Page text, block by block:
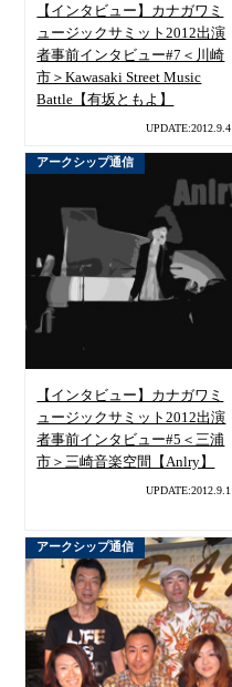
【インタビュー】カナガワミ
ュージックサミット2012出演
者事前インタビュー#7＜川崎
市＞Kawasaki Street Music
Battle【有坂ともよ】
UPDATE:2012.9.4
アークシップ通信
【インタビュー】カナガワミ
ュージックサミット2012出演
者事前インタビュー#5＜三浦
市＞三崎音楽空間【Anlry】
UPDATE:2012.9.1
アークシップ通信